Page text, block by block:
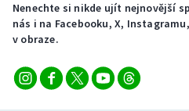
Nenechte si nikde ujít nejnovější
nás i na Facebooku, X,
v obraze.